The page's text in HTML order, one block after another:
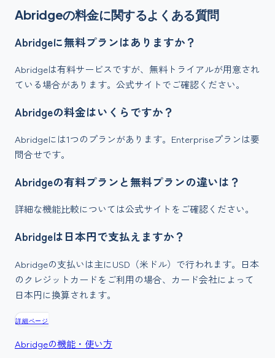
Abridgeの料金に関するよくある質問
Abridgeに無料プランはありますか？
Abridgeは有料サービスですが、無料トライアルが用意され
ている場合があります。公式サイトでご確認ください。
Abridgeの料金はいくらですか？
Abridgeには1つのプランがあります。Enterpriseプランは要
問合せです。
Abridgeの有料プランと無料プランの違いは？
詳細な機能比較については公式サイトをご確認ください。
Abridgeは日本円で支払えますか？
Abridgeの支払いは主にUSD（米ドル）で行われます。日本
のクレジットカードをご利用の場合、カード会社によって
日本円に換算されます。
詳細ページ
Abridgeの機能・使い方